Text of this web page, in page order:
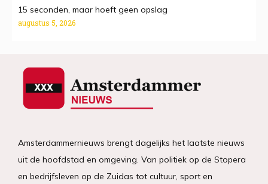
15 seconden, maar hoeft geen opslag
augustus 5, 2026
Amsterdammernieuws brengt dagelijks het laatste nieuws
uit de hoofdstad en omgeving. Van politiek op de Stopera
en bedrijfsleven op de Zuidas tot cultuur, sport en